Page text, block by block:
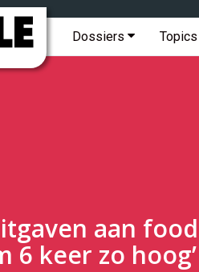
Hoofdmenu
Dossiers Topics
aan
6 keer zo hoog’